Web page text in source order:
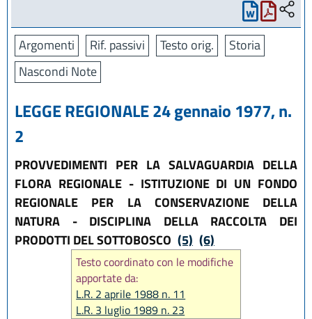
Argomenti Rif. passivi Testo orig.
Storia
Nascondi Note
LEGGE REGIONALE 24 gennaio 1977, n.
2
PROVVEDIMENTI PER LA SALVAGUARDIA DELLA
FLORA REGIONALE - ISTITUZIONE DI UN FONDO
REGIONALE PER LA CONSERVAZIONE DELLA
NATURA - DISCIPLINA DELLA RACCOLTA DEI
PRODOTTI DEL SOTTOBOSCO (5) (6)
Testo coordinato con le modifiche
apportate da:
L.R. 2 aprile 1988 n. 11
L.R. 3 luglio 1989 n. 23